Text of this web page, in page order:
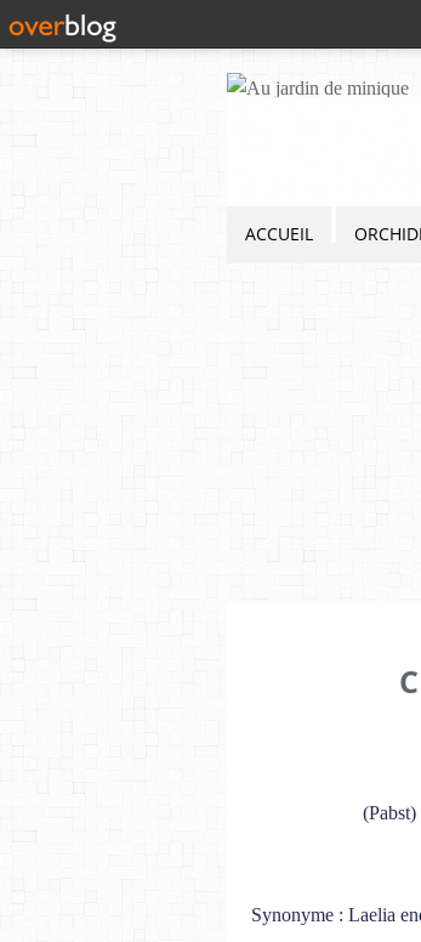
ACCUEIL
Synonyme : Laelia